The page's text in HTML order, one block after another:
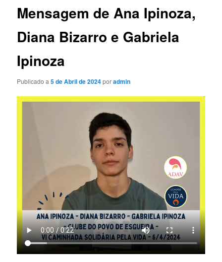
Mensagem de Ana Ipinoza,
Diana Bizarro e Gabriela
Ipinoza
Publicado a5 de Abril de 2024poradmin